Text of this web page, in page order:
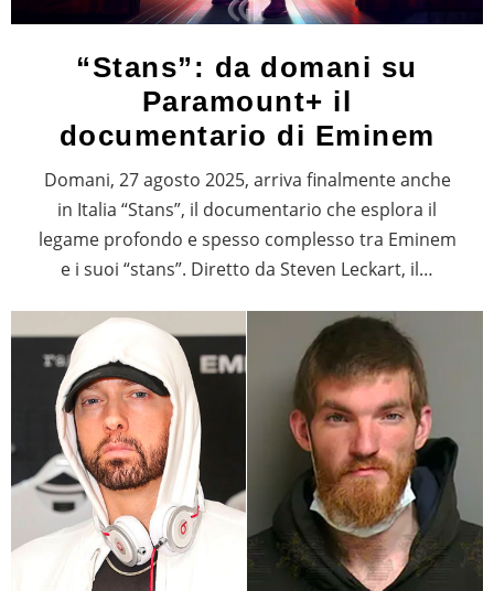
“Stans”: da domani su
Paramount+ il
documentario di Eminem
Domani, 27 agosto 2025, arriva finalmente anche
in Italia “Stans”, il documentario che esplora il
legame profondo e spesso complesso tra Eminem
e i suoi “stans”. Diretto da Steven Leckart, il…